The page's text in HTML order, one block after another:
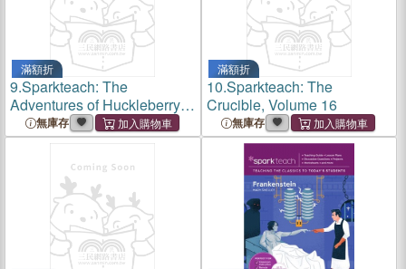
滿額折
9.Sparkteach: The
Adventures of Huckleberry
Finn, Volume 12
無庫存
滿額折
10.Sparkteach: The
Crucible, Volume 16
無庫存